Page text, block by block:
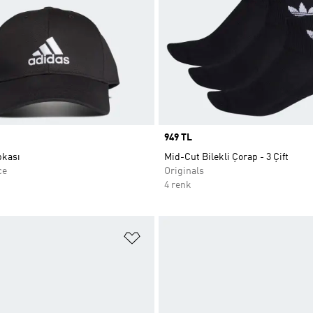
Price
949 TL
Mid-Cut Bilekli Çorap - 3 Çift
Originals
4 renk